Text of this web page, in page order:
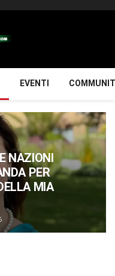
EVENTI
NAZIONI
PER
MIA